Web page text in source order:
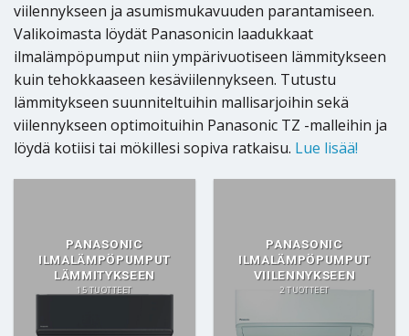
viilennykseen ja asumismukavuuden parantamiseen.
Valikoimasta löydät Panasonicin laadukkaat
ilmalämpöpumput niin ympärivuotiseen lämmitykseen
kuin tehokkaaseen kesäviilennykseen. Tutustu
lämmitykseen suunniteltuihin mallisarjoihin sekä
viilennykseen optimoituihin Panasonic TZ -malleihin ja
löydä kotiisi tai mökillesi sopiva ratkaisu. Lue lisää!
PANASONIC
ILMALÄMPÖPUMPUT
LÄMMITYKSEEN
15 TUOTTEET
PANASONIC
ILMALÄMPÖPUMPUT
VIILENNYKSEEN
2 TUOTTEET